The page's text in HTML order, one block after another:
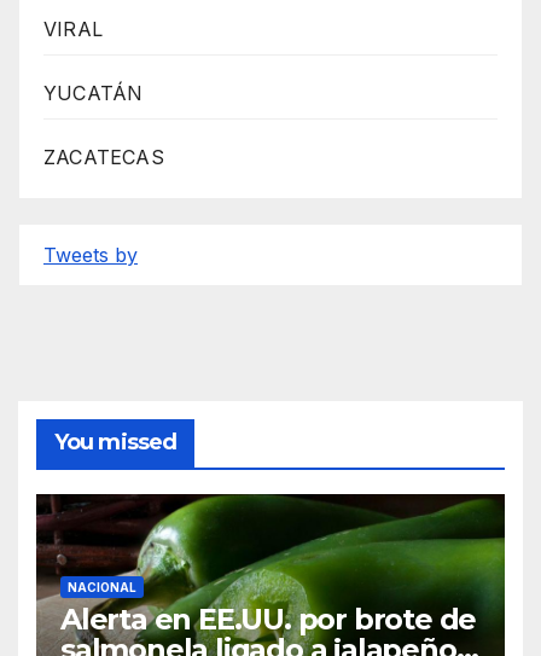
VIRAL
YUCATÁN
ZACATECAS
Tweets by
You missed
NACIONAL
Alerta en EE.UU. por brote de
salmonela ligado a jalapeños